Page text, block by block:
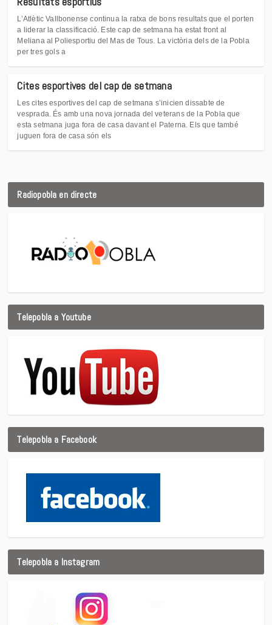
L’Atlètic Vallbonense continua la ratxa de bons resultats que el porten
a liderar la classificació. Este cap de setmana ha estat front al
Meliana al Poliesportiu del Mas de Tous. La victòria dels de la Pobla
per tres gols a
Cites esportives del cap de setmana
Les cites esportives del cap de setmana s’inicien dissabte de
vesprada. És amb una nova jornada del veterans de la Pobla que
esta setmana juga fora de casa davant el Paterna. Els que també
juguen fora de casa són els
Radiopobla en directe
Telepobla a Youtube
Telepobla a Facebook
Telepobla a Instagram